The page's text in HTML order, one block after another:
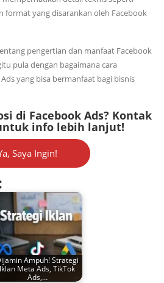
format yang disarankan oleh Facebook
pengertian dan manfaat Facebook
pula dengan bagaimana cara
yang bisa bermanfaat bagi bisnis
di Facebook Ads? Kontak
info lebih lanjut!
Saya Ingin!
Ampuh! Strategi
Iklan Meta Ads, TikTok
Ads,…